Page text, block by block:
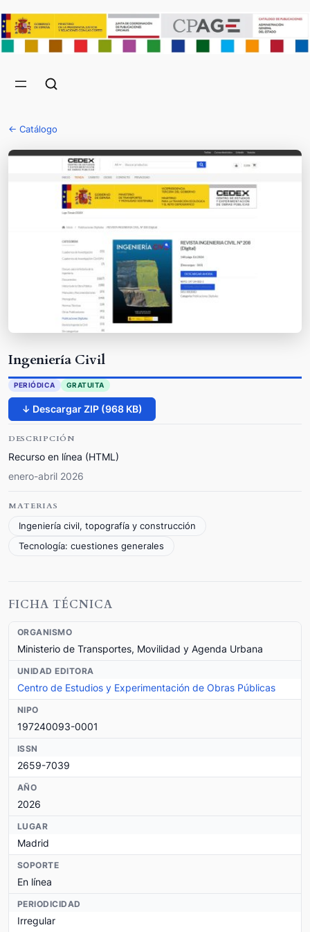
← Catálogo
Ingeniería Civil
PERIÓDICA GRATUITA
↓ Descargar ZIP (968 KB)
DESCRIPCIÓN
Recurso en línea (HTML)
enero-abril 2026
MATERIAS
Ingeniería civil, topografía y construcción
Tecnología: cuestiones generales
FICHA TÉCNICA
ORGANISMO
Ministerio de Transportes, Movilidad y Agenda Urbana
UNIDAD EDITORA
Centro de Estudios y Experimentación de Obras Públicas
NIPO
197240093-0001
ISSN
2659-7039
AÑO
2026
LUGAR
Madrid
SOPORTE
En línea
PERIODICIDAD
Irregular